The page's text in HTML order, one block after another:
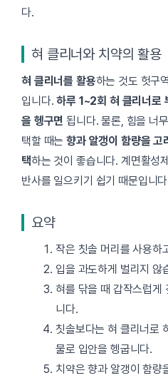
다.
혀 클리너와 치약의 활용
혀 클리너를 활용하는 것도 헛구
입니다.하루 1~2회 혀 클리너로
을 헹구면 됩니다. 물론, 힘을 너
택할 때는향과 알갱이 함량을 고
택하는 것이 좋습니다. 계면활성
반사를 일으키기 쉽기 때문입니
요약
작은 칫솔 머리를 사용하
입을 과도하게 벌리지 않
혀를 닦을 때 갑작스럽게
니다.
칫솔보다는 혀 클리너로
물로 입안을 헹굽니다.
치약은 향과 알갱이 함량